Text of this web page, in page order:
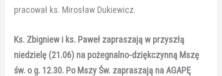
pracował ks. Mirosław Dukiewicz.
Ks. Zbigniew i ks. Paweł zapraszają w przyszłą
niedzielę (21.06) na pożegnalno-dziękczynną Mszę
św. o g. 12.30. Po Mszy Św. zapraszają na AGAPĘ